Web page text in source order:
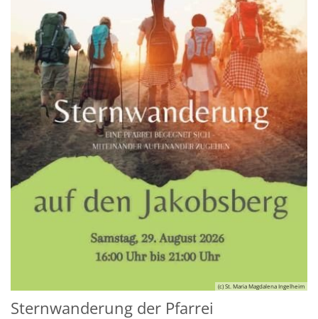
(c) St. Maria Magdalena Ingelheim
Sternwanderung der Pfarrei